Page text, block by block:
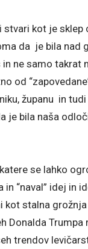
kot je sklep
da je bila nad
ne samo takrat
od
županu in
je bila naša
se lahko
“naval” idej in
stalna
Donalda Trumpa
trendov